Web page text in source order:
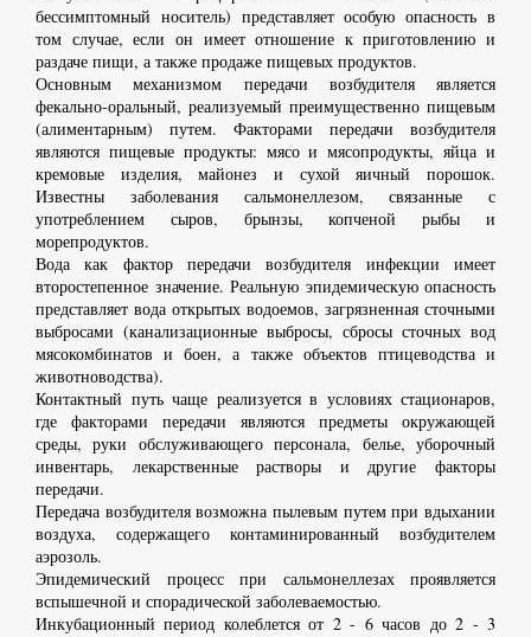
бессимптомный носитель) представляет особую опасность в
том случае, если он имеет отношение к приготовлению и
раздаче пищи, а также продаже пищевых продуктов.
Основным механизмом передачи возбудителя является
фекально-оральный, реализуемый преимущественно пищевым
(алиментарным) путем. Факторами передачи возбудителя
являются пищевые продукты: мясо и мясопродукты, яйца и
кремовые изделия, майонез и сухой яичный порошок.
Известны заболевания сальмонеллезом, связанные с
употреблением сыров, брынзы, копченой рыбы и
морепродуктов.
Вода как фактор передачи возбудителя инфекции имеет
второстепенное значение. Реальную эпидемическую опасность
представляет вода открытых водоемов, загрязненная сточными
выбросами (канализационные выбросы, сбросы сточных вод
мясокомбинатов и боен, а также объектов птицеводства и
животноводства).
Контактный путь чаще реализуется в условиях стационаров,
где факторами передачи являются предметы окружающей
среды, руки обслуживающего персонала, белье, уборочный
инвентарь, лекарственные растворы и другие факторы
передачи.
Передача возбудителя возможна пылевым путем при вдыхании
воздуха, содержащего контаминированный возбудителем
аэрозоль.
Эпидемический процесс при сальмонеллезах проявляется
вспышечной и спорадической заболеваемостью.
Инкубационный период колеблется от 2 - 6 часов до 2 - 3